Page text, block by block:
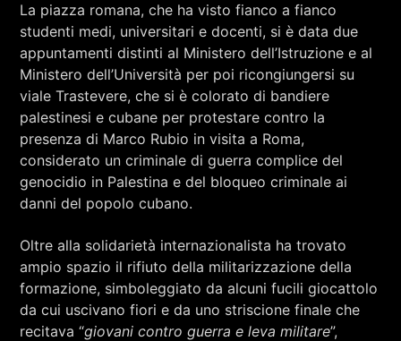
+393401974468
Sostieni Radio Città Aperta
La piazza romana, che ha visto fianco a fianco
studenti medi, universitari e docenti, si è data due
appuntamenti distinti al Ministero dell’Istruzione e al
Ministero dell’Università per poi ricongiungersi su
viale Trastevere, che si è colorato di bandiere
palestinesi e cubane per protestare contro la
presenza di Marco Rubio in visita a Roma,
considerato un criminale di guerra complice del
genocidio in Palestina e del bloqueo criminale ai
danni del popolo cubano.
Oltre alla solidarietà internazionalista ha trovato
ampio spazio il rifiuto della militarizzazione della
formazione, simboleggiato da alcuni fucili giocattolo
da cui uscivano fiori e da uno striscione finale che
recitava “giovani contro guerra e leva militare”,